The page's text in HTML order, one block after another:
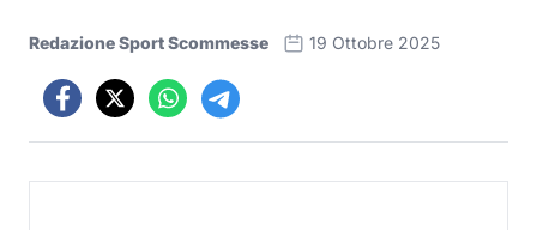
Redazione Sport Scommesse 19 Ottobre 2025